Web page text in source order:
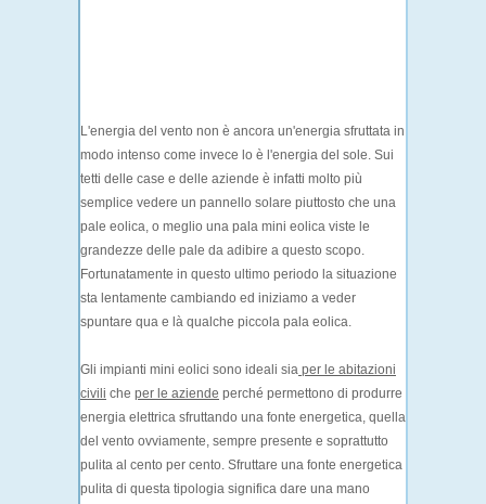
L'energia del vento non è ancora un'energia sfruttata in
modo intenso come invece lo è l'energia del sole. Sui
tetti delle case e delle aziende è infatti molto più
semplice vedere un pannello solare piuttosto che una
pale eolica, o meglio una pala mini eolica viste le
grandezze delle pale da adibire a questo scopo.
Fortunatamente in questo ultimo periodo la situazione
sta lentamente cambiando ed iniziamo a veder
spuntare qua e là qualche piccola pala eolica.
Gli impianti mini eolici sono ideali sia per le abitazioni
civili che per le aziende perché permettono di produrre
energia elettrica sfruttando una fonte energetica, quella
del vento ovviamente, sempre presente e soprattutto
pulita al cento per cento. Sfruttare una fonte energetica
pulita di questa tipologia significa dare una mano